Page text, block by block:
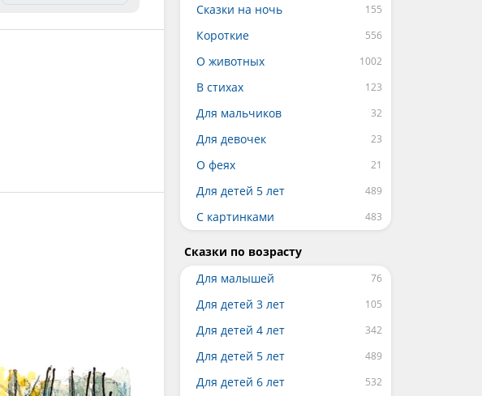
Сказки на ночь
Короткие
О животных
В стихах
Для мальчиков
Для девочек
О феях
Для детей 5 лет
С картинками
Сказки по возрасту
Для малышей
Для детей 3 лет
Для детей 4 лет
Для детей 5 лет
Для детей 6 лет